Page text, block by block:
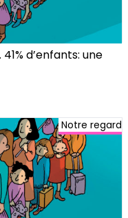
d’enfants: une
Notre regard